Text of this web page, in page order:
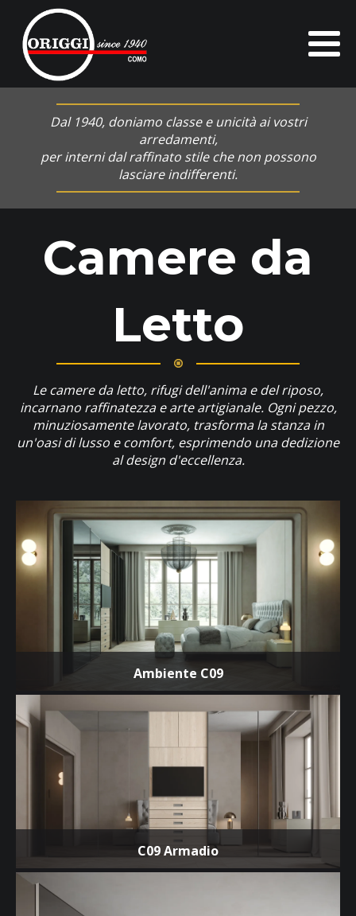
Dal 1940, doniamo classe e unicità ai vostri
arredamenti,
per interni dal raffinato stile che non possono
lasciare indifferenti.
Camere da
Letto
Le camere da letto, rifugi dell'anima e del riposo,
incarnano raffinatezza e arte artigianale. Ogni pezzo,
minuziosamente lavorato, trasforma la stanza in
un'oasi di lusso e comfort, esprimendo una dedizione
al design d'eccellenza.
Ambiente C09
C09 Armadio